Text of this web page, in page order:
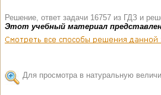
Решение, ответ задачи 16757 из ГДЗ и
Этот учебный материал
Для просмотра в натуральную